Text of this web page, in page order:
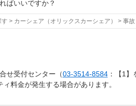
ばいいですか？
す > カーシェア（オリックスカーシェア） > 事
せ受付センター（03-3514-8584：【1】
料金が発生する場合があります。